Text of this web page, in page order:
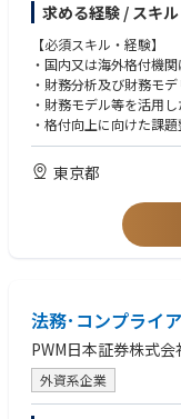
【2.】 格付戦略アドバイ
・格付向上に向けた施策
・格付取得に向けた戦
・格付機関とのコミュ
【3.】 コーポレートア
・M&A
・資本政策
・事業ポートフォリオ改革
【4.】 顧客向け提案及び
・CFO・財務担当役員等
・投資銀行案件におけ
・カバレッジ・プロダ
求める経験 / スキル
【必須スキル・経験】
・国内又は海外格付機
・財務分析及び財務モ
・財務モデル等を活用
・格付向上に向けた課
・M&A、資本政策、資
影響分析能力
・経営層・財務担当役
・PowerPoint、Excel
【歓迎スキル・経験】
・ビジネスレベルの英語
・顧客向け提案業務経験
東京都
法務･コンプライ
PWM日本証券株式会
外資系企業